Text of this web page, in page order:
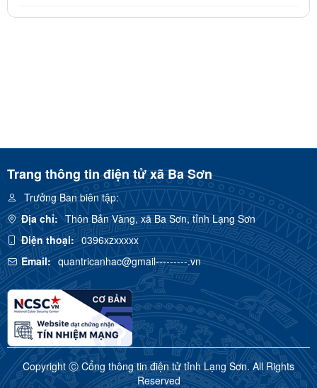
Trang thông tin điện tử xã Ba Sơn
Trưởng Ban biên tập:
Địa chỉ: Thôn Bản Vàng, xã Ba Sơn, tỉnh Lạng Sơn
Điện thoại: 0396xzxxxxx
Email: quantricanhac@gmail---------.vn
Copyright Ⓒ Cổng thông tin điện tử tỉnh Lạng Sơn. All Rights
Reserved